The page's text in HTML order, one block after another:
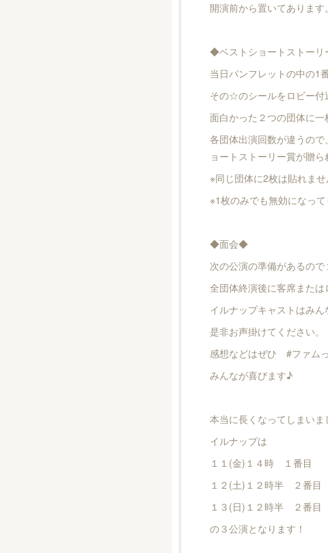
開演前から置いてありま
◆ベストショートストー
当日パンフレットの中の1
その☆のシールをロビー付
面白かった２つの団体に一
各団体出演回数が違うの
ョートストーリー賞が贈ら
※同じ団体に2枚は貼れませ
※1枚のみでも無効になって
◆面会◆
次の公演の準備があるので
全団体終演後に客席または
イルナップキャストはみん
是非お声掛けてください。
感想などはぜひ #ファ
みんなが喜びます♪
本当に長くなってしまいま
イルナップは
１１(金)１４時 １番目
１２(土)１２時半 ２番目
１３(日)１２時半 ２番目
の３公演となります！